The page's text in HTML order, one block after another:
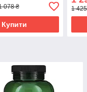
078 ₴
Купити
1